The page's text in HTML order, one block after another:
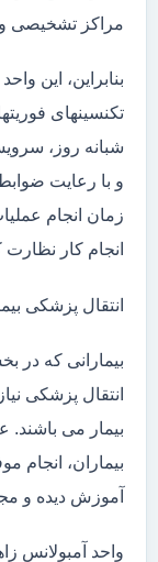
مراکز تشخیصی
بنابراین، این
تکنسینهای
شبانه روز،
و با رعایت
زمان انجام
انجام کار
انتقال پزشکی
بیمارانی که در
انتقال پزشکی
بیمار می باشند.
بیماران، انجام
آموزش دیده و
واحد آمبولانس